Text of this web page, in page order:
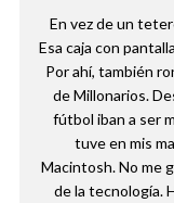
En vez de un
Esa caja con
Por ahí, también
de Millonarios.
fútbol iban a ser
tuve en mis
Macintosh. No me
de la tecnología.